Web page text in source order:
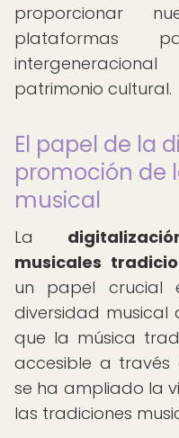
proporcionar
plataformas
patrimonio cultural.
El papel de la
promoción de
musical
La
musicales
un papel crucial
diversidad musical
que la música
accesible a
se ha ampliado la
las tradiciones